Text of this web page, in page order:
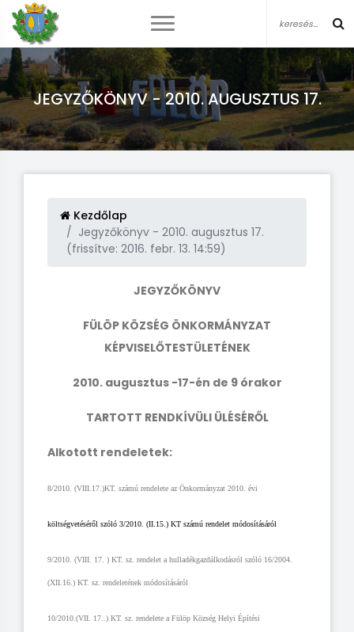
JEGYZŐKÖNYV - 2010. AUGUSZTUS 17.
Kezdőlap
Jegyzőkönyv - 2010. augusztus 17.
(frissítve: 2016. febr. 13. 14:59)
JEGYZŐKÖNYV
FÜLÖP KÖZSÉG ÖNKORMÁNYZAT
KÉPVISELŐTESTÜLETÉNEK
2010. augusztus -17-én de 9 órakor
TARTOTT RENDKÍVÜLI ÜLÉSÉRŐL
Alkotott rendeletek:
8/2010. (VIII.17.)KT. számú rendelete az Önkormányzat 2010. évi
költségvetéséről szóló 3/2010. (II.15.) KT számú rendelet módosításáról
9/2010. (VIII. 17. ) KT. sz. rendelet a hulladékgazdálkodásról szóló 16/2004.
(XII.16.) KT. sz. rendeletének módosításáról
10/2010.(VII. 17..) KT. sz. rendelete a Fülöp Község Helyi Építési